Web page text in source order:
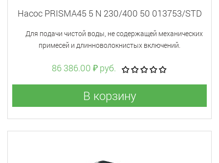
Насос PRISMA45 5 N 230/400 50 013753/STD
Для подачи чистой воды, не содержащей механических
примесей и длинноволокнистых включений.
86 386.00 ₽ руб.
В корзину